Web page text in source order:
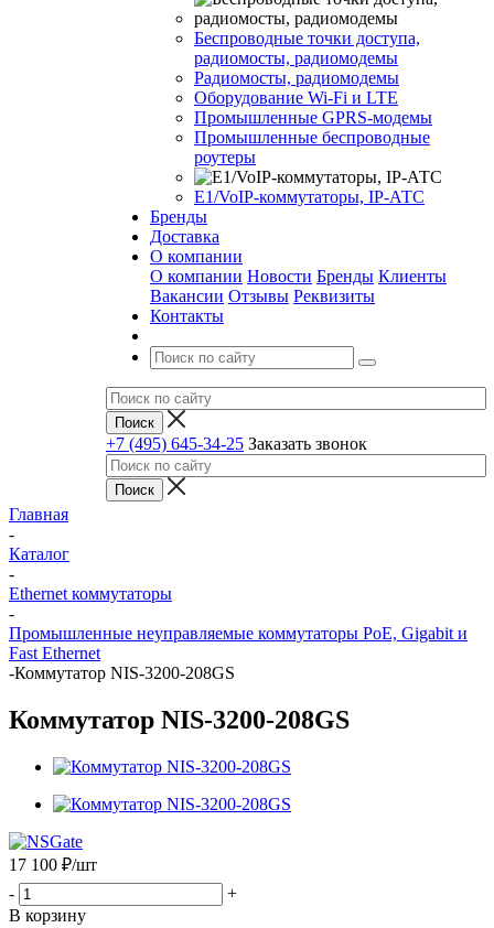
Беспроводные точки доступа,
радиомосты, радиомодемы
Радиомосты, радиомодемы
Оборудование Wi-Fi и LTE
Промышленные GPRS-модемы
Промышленные беспроводные
роутеры
Е1/VoIP-коммутаторы, IP-АТС
Бренды
Доставка
О компании
О компании Новости Бренды Клиенты
Вакансии Отзывы Реквизиты
Контакты
+7 (495) 645-34-25 Заказать звонок
Главная
-
Каталог
-
Ethernet коммутаторы
-
Промышленные неуправляемые коммутаторы PoE, Gigabit и
Fast Ethernet
-Коммутатор NIS-3200-208GS
Коммутатор NIS-3200-208GS
17 100 ₽/шт
-
+
В корзину